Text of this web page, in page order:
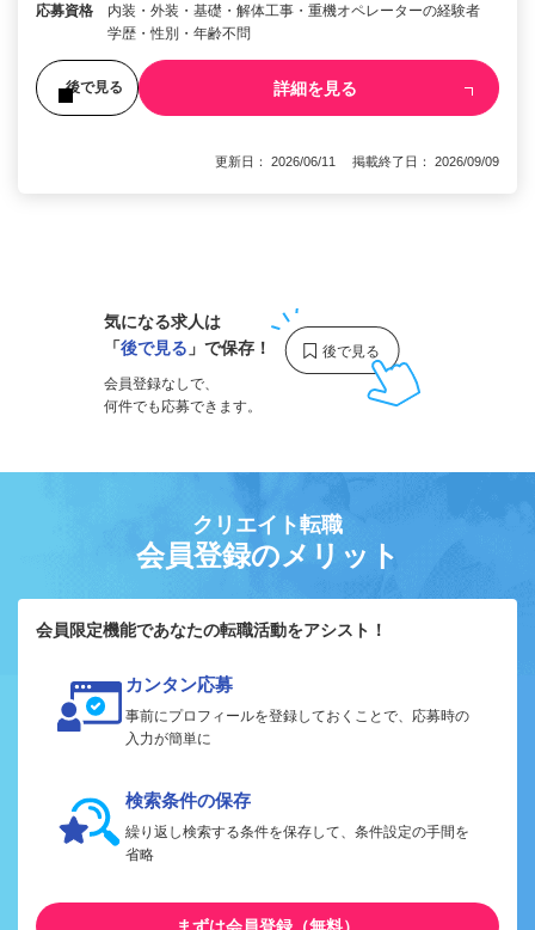
応募資格
内装・外装・基礎・解体工事・重機オペレーターの経験者
学歴・性別・年齢不問
後で見る 詳細を見る
更新日： 2026/06/11 掲載終了日： 2026/09/09
気になる求人は
「後で見る 」で保存！
会員登録なしで、
何件でも応募できます。
クリエイト転職
会員登録のメリット
会員限定機能であなたの転職活動をアシスト！
カンタン応募
事前にプロフィールを登録しておくことで、応募時の
入力が簡単に
検索条件の保存
繰り返し検索する条件を保存して、条件設定の手間を
省略
まずは会員登録（無料）